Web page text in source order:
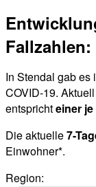
In Stendal gab es
COVID-19.
entsprichteiner je
Die aktuelle7-
Einwohner*.
Region: